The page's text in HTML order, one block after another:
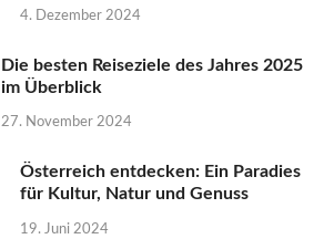
4. Dezember 2024
Die besten Reiseziele des Jahres 2025
im Überblick
27. November 2024
Österreich entdecken: Ein Paradies
für Kultur, Natur und Genuss
19. Juni 2024